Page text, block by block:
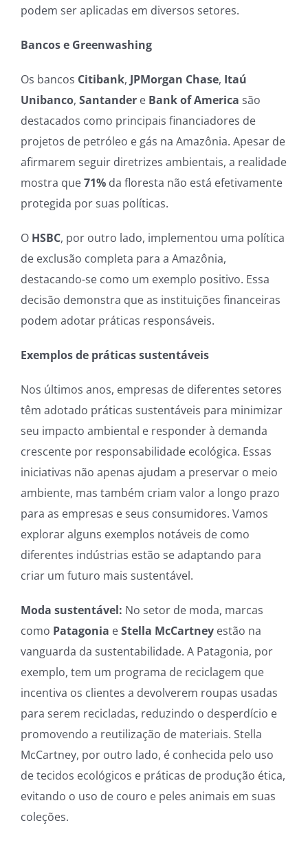
podem ser aplicadas em diversos setores.
Bancos e Greenwashing
Os bancos Citibank, JPMorgan Chase, Itaú
Unibanco, Santander e Bank of America são
destacados como principais financiadores de
projetos de petróleo e gás na Amazônia. Apesar de
afirmarem seguir diretrizes ambientais, a realidade
mostra que71% da floresta não está efetivamente
protegida por suas políticas.
O HSBC, por outro lado, implementou uma política
de exclusão completa para a Amazônia,
destacando-se como um exemplo positivo. Essa
decisão demonstra que as instituições financeiras
podem adotar práticas responsáveis.
Exemplos de práticas sustentáveis
Nos últimos anos, empresas de diferentes setores
têm adotado práticas sustentáveis para minimizar
seu impacto ambiental e responder à demanda
crescente por responsabilidade ecológica. Essas
iniciativas não apenas ajudam a preservar o meio
ambiente, mas também criam valor a longo prazo
para as empresas e seus consumidores. Vamos
explorar alguns exemplos notáveis de como
diferentes indústrias estão se adaptando para
criar um futuro mais sustentável.
Moda sustentável: No setor de moda, marcas
como Patagonia eStella McCartney estão na
vanguarda da sustentabilidade. A Patagonia, por
exemplo, tem um programa de reciclagem que
incentiva os clientes a devolverem roupas usadas
para serem recicladas, reduzindo o desperdício e
promovendo a reutilização de materiais. Stella
McCartney, por outro lado, é conhecida pelo uso
de tecidos ecológicos e práticas de produção ética,
evitando o uso de couro e peles animais em suas
coleções.